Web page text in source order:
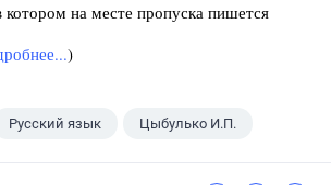
на месте пропуска пишется
)
Русский язык Цыбулько И.П.